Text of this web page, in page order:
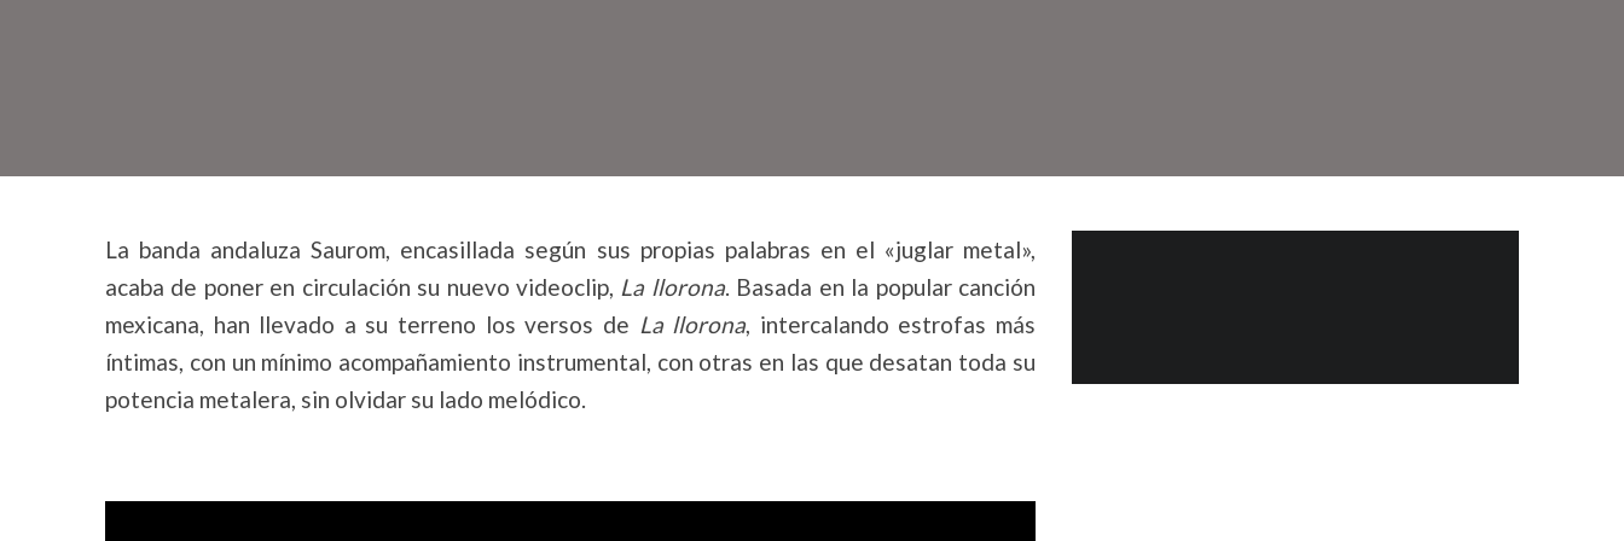
La banda andaluza Saurom, encasillada según sus propias palabras en el «juglar metal»,
acaba de poner en circulación su nuevo videoclip, La llorona. Basada en la popular canción
mexicana, han llevado a su terreno los versos de La llorona, intercalando estrofas más
íntimas, con un mínimo acompañamiento instrumental, con otras en las que desatan toda su
potencia metalera, sin olvidar su lado melódico.